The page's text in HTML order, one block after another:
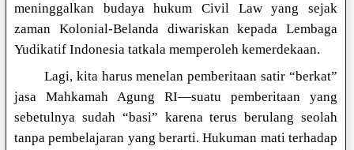
meninggalkan budaya hukum Civil Law yang sejak
zaman Kolonial-Belanda diwariskan kepada Lembaga
Yudikatif Indonesia tatkala memperoleh kemerdekaan.
Lagi, kita harus menelan pemberitaan satir “berkat”
jasa Mahkamah Agung RI—suatu pemberitaan yang
sebetulnya sudah “basi” karena terus berulang seolah
tanpa pembelajaran yang berarti. Hukuman mati terhadap